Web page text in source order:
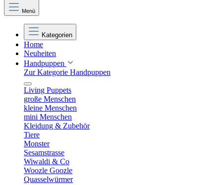
Menü
Kategorien
Home
Neuheiten
Handpuppen
Zur Kategorie Handpuppen
Living Puppets
große Menschen
kleine Menschen
mini Menschen
Kleidung & Zubehör
Tiere
Monster
Sesamstrasse
Wiwaldi & Co
Woozle Goozle
Quasselwürmer